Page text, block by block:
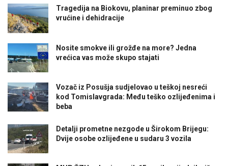
Tragedija na Biokovu, planinar preminuo zbog
vrućine i dehidracije
Nosite smokve ili grožđe na more? Jedna
vrećica vas može skupo stajati
Vozač iz Posušja sudjelovao u teškoj nesreći
kod Tomislavgrada: Među teško ozlijeđenima i
beba
Detalji prometne nezgode u Širokom Brijegu:
Dvije osobe ozlijeđene u sudaru 3 vozila